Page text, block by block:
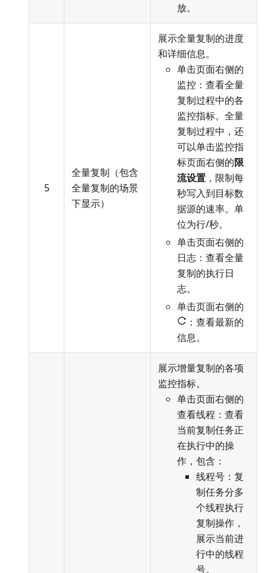
放。
5
全量复制（包含
全量复制的场景
下显示）
展示全量复制的进度
和详细信息。
单击页面右侧的
监控：查看全量
复制过程中的各
监控指标。全量
复制过程中，还
可以单击监控指
标页面右侧的限
流设置 ，限制每
秒写入到目标数
据源的速率。单
位为行/秒。
单击页面右侧的
日志：查看全量
复制的执行日
志。
单击页面右侧的
：查看最新的
信息。
展示增量复制的各项
监控指标。
单击页面右侧的
查看线程：查看
当前复制任务正
在执行中的操
作，包含：
线程号：复
制任务分多
个线程执行
复制操作，
展示当前进
行中的线程
号。